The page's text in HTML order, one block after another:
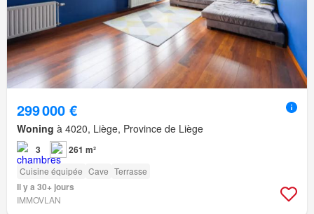
299 000 €
Woning à 4020, Liège, Province de Liège
3 261 m²
Cuisine équipée Cave Terrasse
Il y a 30+ jours
IMMOVLAN